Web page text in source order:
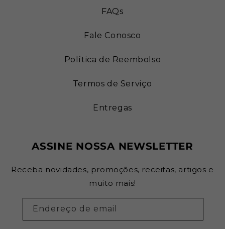
FAQs
Fale Conosco
Política de Reembolso
Termos de Serviço
Entregas
ASSINE NOSSA NEWSLETTER
Receba novidades, promoções, receitas, artigos e
muito mais!
Endereço de email